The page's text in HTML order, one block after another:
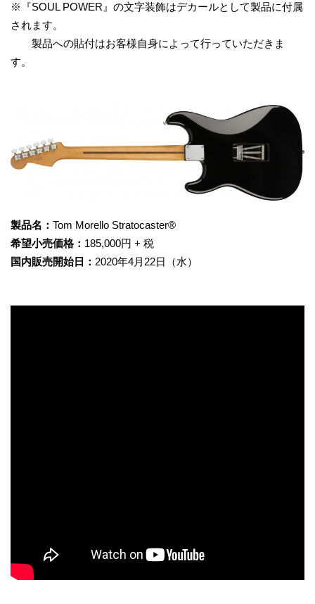
※『SOUL POWER』の文字装飾はデカールとして製品に付属
されます。
製品への貼付はお客様自身によって行っていただきま
す。
製品名： Tom Morello Stratocaster®
希望小売価格： 185,000円 + 税
国内販売開始日： 2020年4月22日（水）